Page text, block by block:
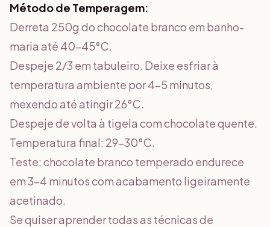
Método de Temperagem:
Derreta 250g do chocolate branco em banho-
maria até 40-45°C.
Despeje 2/3 em tabuleiro. Deixe esfriar à
temperatura ambiente por 4-5 minutos,
mexendo até atingir 26°C.
Despeje de volta à tigela com chocolate quente.
Temperatura final: 29-30°C.
Teste: chocolate branco temperado endurece
em 3-4 minutos com acabamento ligeiramente
acetinado.
Se quiser aprender todas as técnicas de